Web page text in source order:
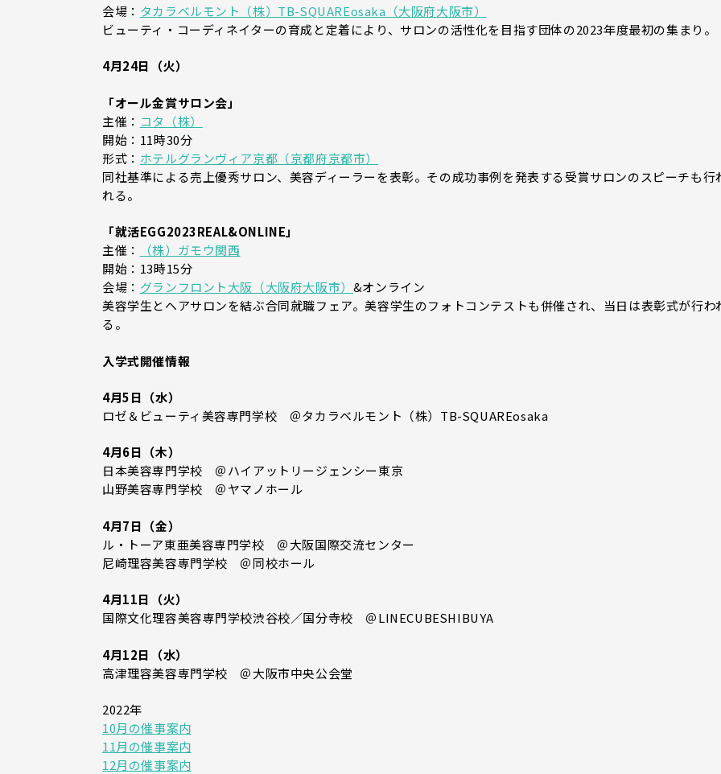
会場： タカラベルモント（株）TB-SQUAREosaka（大阪府大阪市）
ビューティ・コーディネイターの育成と定着により、サロンの活性化を目指す団体の2023年度最初の集まり。
4月24日（火）
「オール金賞サロン会」
主催： コタ（株）
開始：11時30分
形式： ホテルグランヴィア京都（京都府京都市）
同社基準による売上優秀サロン、美容ディーラーを表彰。その成功事例を発表する受賞サロンのスピーチも行
れる。
「就活EGG2023REAL&ONLINE」
主催：
（株）ガモウ関西
開始：13時15分
会場： グランフロント大阪（大阪府大阪市） &オンライン
美容学生とヘアサロンを結ぶ合同就職フェア。美容学生のフォトコンテストも併催され、当日は表彰式が行わ
る。
入学式開催情報
4月5日（水）
ロゼ＆ビューティ美容専門学校 ＠タカラベルモント（株）TB-SQUAREosaka
4月6日（木）
日本美容専門学校 ＠ハイアットリージェンシー東京
山野美容専門学校 ＠ヤマノホール
4月7日（金）
ル・トーア東亜美容専門学校 ＠大阪国際交流センター
尼崎理容美容専門学校 ＠同校ホール
4月11日（火）
国際文化理容美容専門学校渋谷校／国分寺校 ＠LINECUBESHIBUYA
4月12日（水）
高津理容美容専門学校 ＠大阪市中央公会堂
2022年
10月の催事案内
11月の催事案内
12月の催事案内